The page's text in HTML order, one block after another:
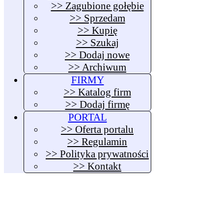
>> Zagubione gołębie
>> Sprzedam
>> Kupię
>> Szukaj
>> Dodaj nowe
>> Archiwum
FIRMY
>> Katalog firm
>> Dodaj firmę
PORTAL
>> Oferta portalu
>> Regulamin
>> Polityka prywatności
>> Kontakt